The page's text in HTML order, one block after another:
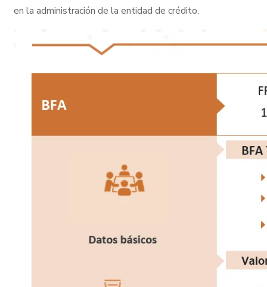
en la administración de la entidad de crédito.